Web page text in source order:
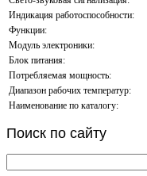
Индикация работоспособности:
Функции:
Модуль электроники:
Блок питания:
Потребляемая мощность:
Диапазон рабочих температур:
Наименование по каталогу:
Поиск по сайту